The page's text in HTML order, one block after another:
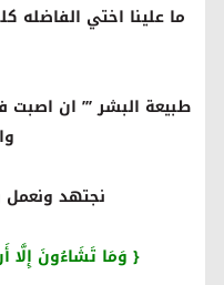
ما علينا اختي الفاضله
طبيعة البشر ’’’ ان
نجتهد ونعمل
{ وَمَا تَشَاءُونَ إِلَّا